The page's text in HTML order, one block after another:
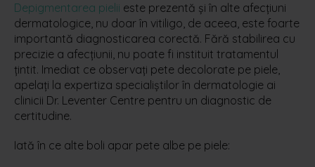
Depigmentarea pielii este prezentă și în alte afecțiuni
dermatologice, nu doar în vitiligo, de aceea, este foarte
importantă diagnosticarea corectă. Fără stabilirea cu
precizie a afecțiunii, nu poate fi instituit tratamentul
țintit. Imediat ce observați pete decolorate pe piele,
apelați la expertiza specialiștilor în dermatologie ai
clinicii Dr. Leventer Centre pentru un diagnostic de
certitudine.
Iată în ce alte boli apar pete albe pe piele: